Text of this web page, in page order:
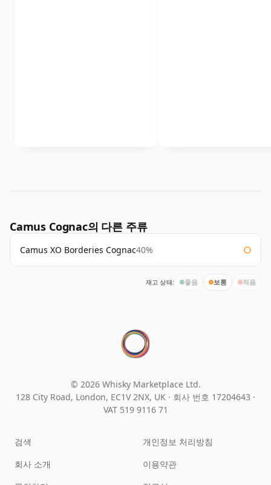
Camus Cognac의 다른 주류
Camus XO Borderies Cognac40%
재고 상태: 좋음 보통 적음
© 2026 Whisky Marketplace Ltd.
128 City Road, London, EC1V 2NX, UK · 회사 번호 17204643 ·
VAT 519 9116 71
검색
회사 소개
개인정보 처리방침
이용약관